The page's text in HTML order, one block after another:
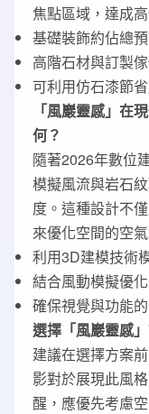
焦點區域，達成
基礎裝飾約佔總
高階石材與訂製
可利用仿石漆節
「風巖靈感」在
何？
隨著2026年數位
模擬風流與岩石
度。這種設計不
來優化空間的空
利用3D建模技術
結合風動模擬優
確保視覺與功能
選擇「風巖靈感
建議在選擇方案
影對於展現此風
醒，應優先考慮